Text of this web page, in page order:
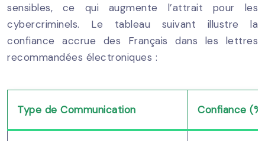
sensibles, ce qui augmente l’attrait pour les
cybercriminels. Le tableau suivant illustre la
confiance accrue des Français dans les lettres
recommandées électroniques :
Type de Communication Confiance